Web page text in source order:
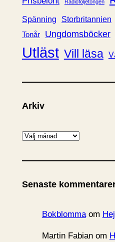
Radioföljetongen
Spänning Storbritannien
Tonår Ungdomsböcker
Utläst Vill läsa
Arkiv
A
k
v
Senaste
Bokblommaom
Martin Fabianom